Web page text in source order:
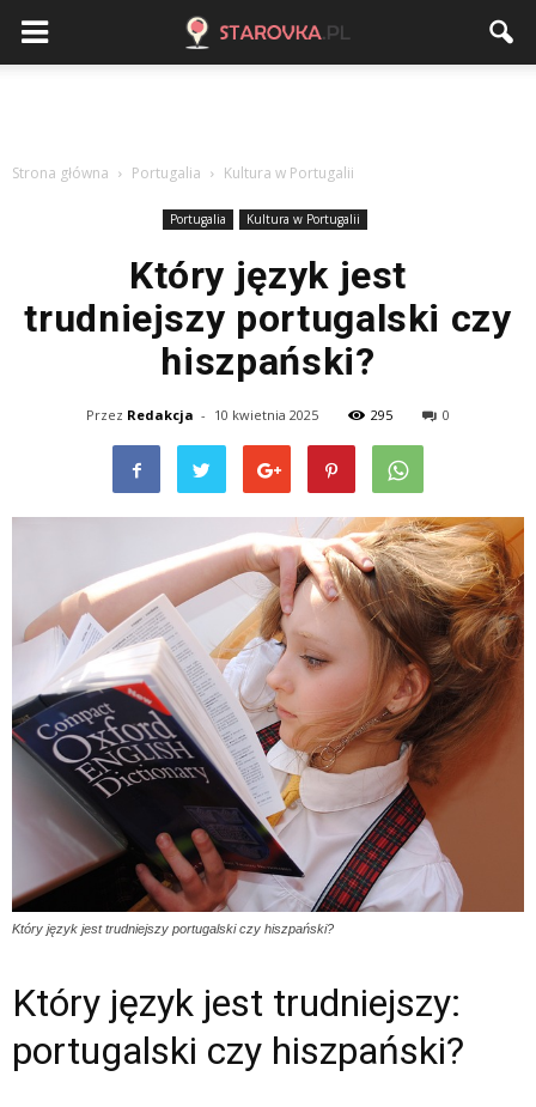
Strona główna Portugalia Kultura w Portugalii
Portugalia Kultura w Portugalii
Który język jest
trudniejszy portugalski czy
hiszpański?
Przez Redakcja - 10 kwietnia 2025 295 0
Który język jest trudniejszy portugalski czy hiszpański?
Który język jest trudniejszy:
portugalski czy hiszpański?